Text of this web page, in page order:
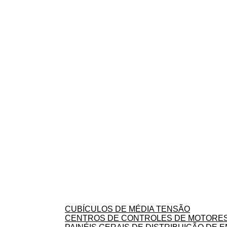
CUBÍCULOS DE MÉDIA TENSÃO
CENTROS DE CONTROLES DE